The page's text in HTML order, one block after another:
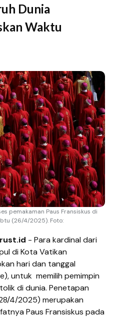
Dunia
Waktu
pemakaman Paus Fransiskus di
(26/4/2025). Foto:
- Para kardinal dari
di Kota Vatikan
hari dan tanggal
untuk memilih pemimpin
di dunia. Penetapan
4/2025) merupakan
Paus Fransiskus pada